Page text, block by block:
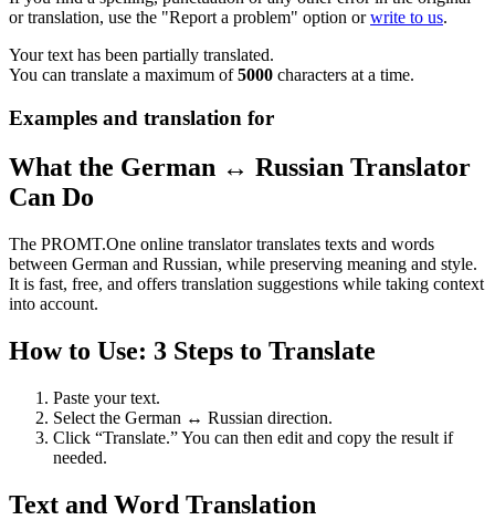
or translation, use the "Report a problem" option orwrite to us.
Your text has been partially translated.
You can translate a maximum of5000 characters at a time.
Examples and translation for
What the German ↔ Russian Translator
Can Do
The PROMT.One online translator translates texts and words
between German and Russian, while preserving meaning and style.
It is fast, free, and offers translation suggestions while taking context
into account.
How to Use: 3 Steps to Translate
Paste your text.
Select the German ↔ Russian direction.
Click “Translate.” You can then edit and copy the result if
needed.
Text and Word Translation